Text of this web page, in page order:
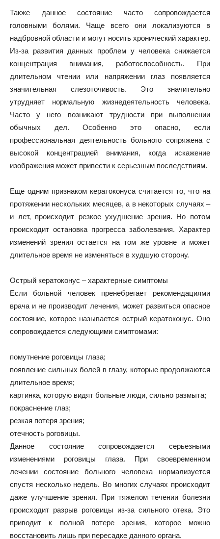
Также данное состояние часто сопровождается
головными болями. Чаще всего они локализуются в
надбровной области и могут носить хронический характер.
Из-за развития данных проблем у человека снижается
концентрация внимания, работоспособность. При
длительном чтении или напряжении глаз появляется
значительная слезоточивость. Это значительно
утрудняет нормальную жизнедеятельность человека.
Часто у него возникают трудности при выполнении
обычных дел. Особенно это опасно, если
профессиональная деятельность больного сопряжена с
высокой концентрацией внимания, когда искажение
изображения может привести к серьезным последствиям.
Еще одним признаком кератоконуса считается то, что на
протяжении нескольких месяцев, а в некоторых случаях –
и лет, происходит резкое ухудшение зрения. Но потом
происходит остановка прогресса заболевания. Характер
изменений зрения остается на том же уровне и может
длительное время не изменяться в худшую сторону.
Острый кератоконус – характерные симптомы
Если больной человек пренебрегает рекомендациями
врача и не производит лечения, может развиться опасное
состояние, которое называется острый кератоконус. Оно
сопровождается следующими симптомами:
помутнение роговицы глаза;
появление сильных болей в глазу, которые продолжаются
длительное время;
картинка, которую видят больные люди, сильно размыта;
покраснение глаз;
резкая потеря зрения;
отечность роговицы.
Данное состояние сопровождается серьезными
изменениями роговицы глаза. При своевременном
лечении состояние больного человека нормализуется
спустя несколько недель. Во многих случаях происходит
даже улучшение зрения. При тяжелом течении болезни
происходит разрыв роговицы из-за сильного отека. Это
приводит к полной потере зрения, которое можно
восстановить лишь при пересадке данного органа.